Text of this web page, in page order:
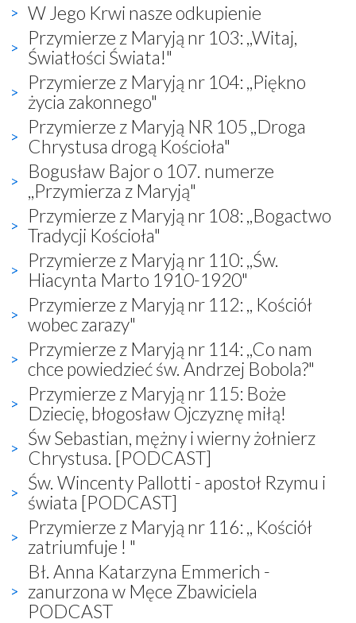
W Jego Krwi nasze odkupienie
Przymierze z Maryją nr 103: ,,Witaj,
Światłości Świata!"
Przymierze z Maryją nr 104: ,,Piękno
życia zakonnego"
Przymierze z Maryją NR 105 ,,Droga
Chrystusa drogą Kościoła"
Bogusław Bajor o 107. numerze
,,Przymierza z Maryją"
Przymierze z Maryją nr 108: ,,Bogactwo
Tradycji Kościoła"
Przymierze z Maryją nr 110: ,,Św.
Hiacynta Marto 1910-1920"
Przymierze z Maryją nr 112: ,, Kościół
wobec zarazy"
Przymierze z Maryją nr 114: ,,Co nam
chce powiedzieć św. Andrzej Bobola?"
Przymierze z Maryją nr 115: Boże
Dziecię, błogosław Ojczyznę miłą!
Św Sebastian, mężny i wierny żołnierz
Chrystusa. [PODCAST]
Św. Wincenty Pallotti - apostoł Rzymu i
świata [PODCAST]
Przymierze z Maryją nr 116: ,, Kościół
zatriumfuje ! "
Bł. Anna Katarzyna Emmerich -
zanurzona w Męce Zbawiciela
PODCAST